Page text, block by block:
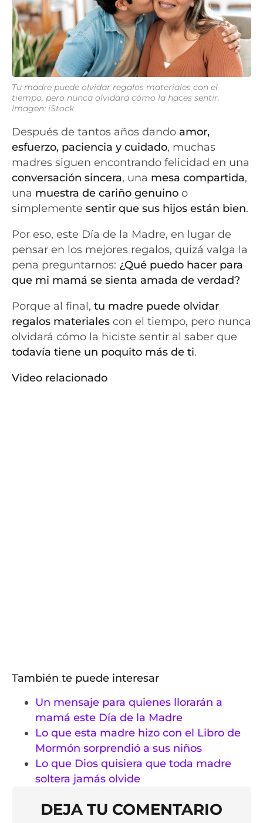
Tu madre puede olvidar regalos materiales con el
tiempo, pero nunca olvidará cómo la haces sentir.
Imagen: iStock
Después de tantos años dando amor,
esfuerzo, paciencia y cuidado, muchas
madres siguen encontrando felicidad en una
conversación sincera, una mesa compartida,
una muestra de cariño genuino o
simplemente sentir que sus hijos están bien.
Por eso, este Día de la Madre, en lugar de
pensar en los mejores regalos, quizá valga la
pena preguntarnos: ¿Qué puedo hacer para
que mi mamá se sienta amada de verdad?
Porque al final, tu madre puede olvidar
regalos materiales con el tiempo, pero nunca
olvidará cómo la hiciste sentir al saber que
todavía tiene un poquito más de ti.
Video relacionado
También te puede interesar
Un mensaje para quienes llorarán a
mamá este Día de la Madre
Lo que esta madre hizo con el Libro de
Mormón sorprendió a sus niños
Lo que Dios quisiera que toda madre
soltera jamás olvide
DEJA TU COMENTARIO